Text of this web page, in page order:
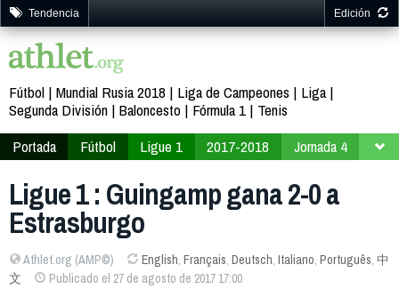
Tendencia Edición
Fútbol Mundial Rusia 2018 Liga de Campeones
Liga
Segunda División Baloncesto Fórmula 1
Tenis
Portada
Fútbol Ligue 1 2017-2018 Jornada 4
Ligue 1 : Guingamp gana 2-0 a
Estrasburgo
Athlet.org (AMP©) English, Français, Deutsch, Italiano, Português, 中
文
Publicado el 27 de agosto de 2017 17:00